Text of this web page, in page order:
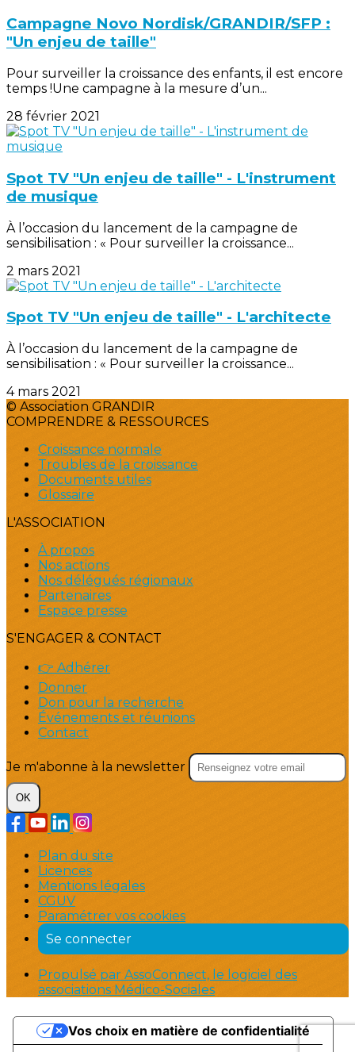
Campagne Novo Nordisk/GRANDIR/SFP :
"Un enjeu de taille"
Pour surveiller la croissance des enfants, il est encore
temps !Une campagne à la mesure d’un...
28 février 2021
Spot TV "Un enjeu de taille" - L'instrument
de musique
À l’occasion du lancement de la campagne de
sensibilisation : « Pour surveiller la croissance...
2 mars 2021
Spot TV "Un enjeu de taille" - L'architecte
À l’occasion du lancement de la campagne de
sensibilisation : « Pour surveiller la croissance...
4 mars 2021
© Association GRANDIR
COMPRENDRE & RESSOURCES
Croissance normale
Troubles de la croissance
Documents utiles
Glossaire
L'ASSOCIATION
À propos
Nos actions
Nos délégués régionaux
Partenaires
Espace presse
S'ENGAGER & CONTACT
👉 Adhérer
Donner
Don pour la recherche
Événements et réunions
Contact
Je m'abonne à la newsletter
OK
Plan du site
Licences
Mentions légales
CGUV
Paramétrer vos cookies
Se connecter
Propulsé par AssoConnect, le logiciel des
associations Médico-Sociales
Vos choix en matière de confidentialité